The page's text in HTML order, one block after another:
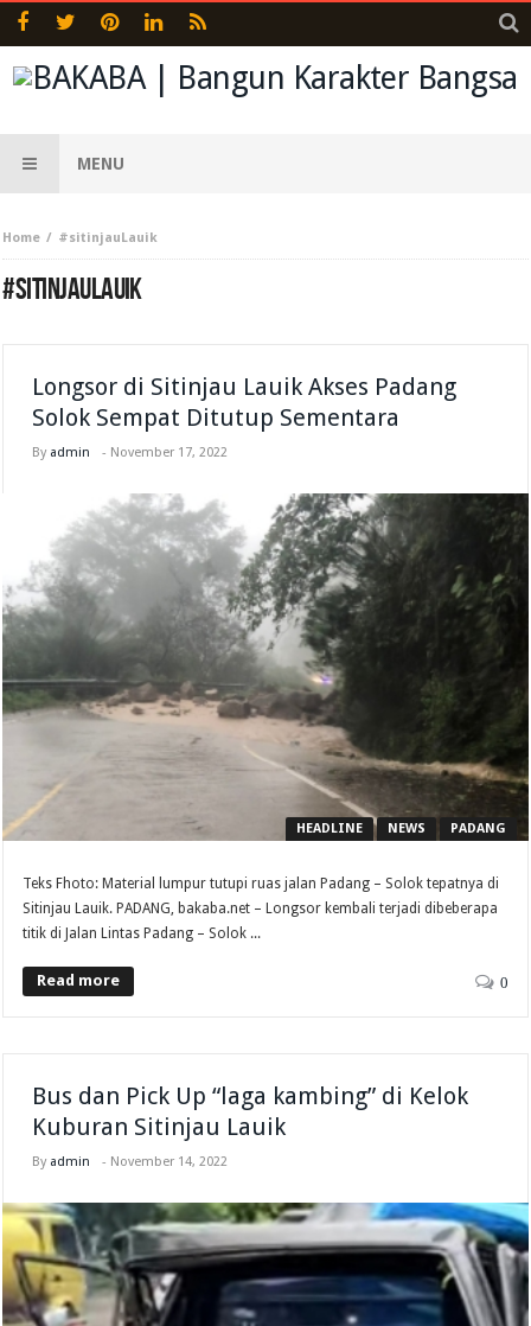
MENU
Home #sitinjauLauik
#SITINJAULAUIK
Longsor di Sitinjau Lauik Akses Padang
Solok Sempat Ditutup Sementara
By admin - November 17, 2022
HEADLINE NEWS PADANG
Teks Fhoto: Material lumpur tutupi ruas jalan Padang – Solok tepatnya di
Sitinjau Lauik. PADANG, bakaba.net – Longsor kembali terjadi dibeberapa
titik di Jalan Lintas Padang – Solok ...
Read more 0
Bus dan Pick Up “laga kambing” di Kelok
Kuburan Sitinjau Lauik
By admin - November 14, 2022